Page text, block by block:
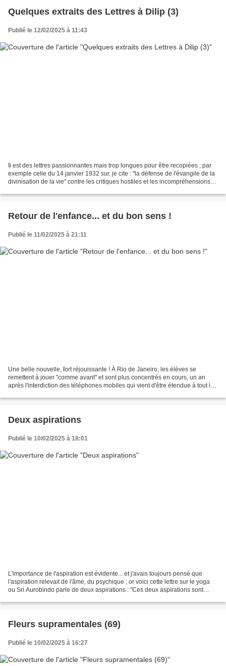
Quelques extraits des Lettres à Dilip (3)
Publié le 12/02/2025 à 11:43
Il est des lettres passionnantes mais trop longues pour être recopiées ; par
exemple celle du 14 janvier 1932 sur, je cite : "la défense de l'évangile de la
divinisation de la vie" contre les critiques hostiles et les incompréhensions
Retour de l'enfance... et du bon sens !
Publié le 11/02/2025 à 21:11
Une belle nouvelle, fort réjouissante ! À Rio de Janeiro, les élèves se
remettent à jouer "comme avant" et sont plus concentrés en cours, un an
après l'interdiction des téléphones mobiles qui vient d'être étendue à tout le
Deux aspirations
Publié le 10/02/2025 à 18:01
L'importance de l'aspiration est évidente... et j'avais toujours pensé que
l'aspiration relevait de l'âme, du psychique ; or voici cette lettre sur le yoga
ou Sri Aurobindo parle de deux aspirations : "Ces deux aspirations sont
Fleurs supramentales (69)
Publié le 10/02/2025 à 16:27